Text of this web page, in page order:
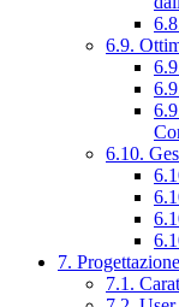
6.9.
6.10.
7.
7.1.